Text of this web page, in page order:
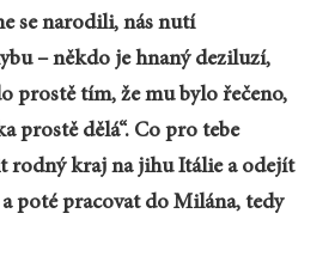
se narodili, nás nutí
– někdo je hnaný deziluzí,
prostě tím, že mu bylo řečeno,
prostě dělá“. Co pro tebe
rodný kraj na jihu Itálie a odejít
poté pracovat do Milána, tedy